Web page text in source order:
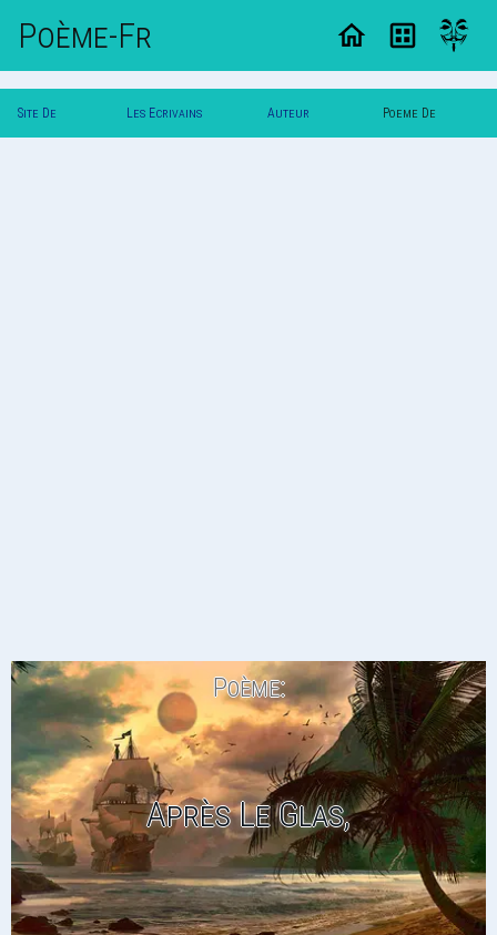
Poème-Fr
Site De Les Ecrivains Auteur Poeme De
Poème:
Après Le Glas,